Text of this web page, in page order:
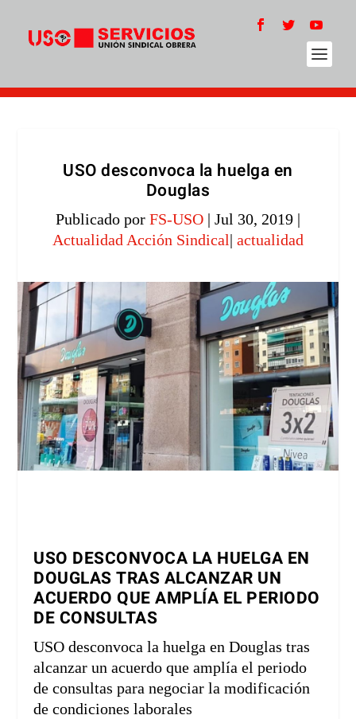
USO desconvoca la huelga en
Douglas
Publicado por FS-USO | Jul 30, 2019 |
Actualidad Acción Sindical| actualidad
USO DESCONVOCA LA HUELGA EN
DOUGLAS TRAS ALCANZAR UN
ACUERDO QUE AMPLÍA EL PERIODO
DE CONSULTAS
USO desconvoca la huelga en Douglas tras
alcanzar un acuerdo que amplía el periodo
de consultas para negociar la modificación
de condiciones laborales